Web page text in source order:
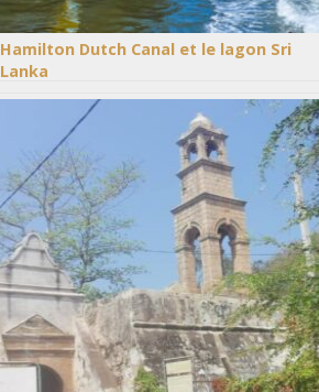
Hamilton Dutch Canal et le lagon Sri
Lanka